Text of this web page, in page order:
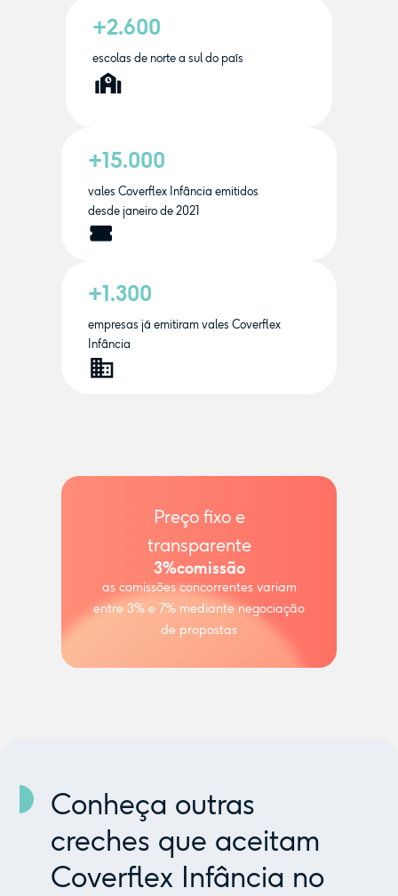
+2.600
escolas de norte a sul do país
+15.000
vales Coverflex Infância emitidos
desde janeiro de 2021
+1.300
empresas já emitiram vales Coverflex
Infância
Preço fixo e
transparente
3%comissão
as comissões concorrentes variam
entre 3% e 7% mediante negociação
de propostas
Conheça outras
creches que aceitam
Coverflex Infância no